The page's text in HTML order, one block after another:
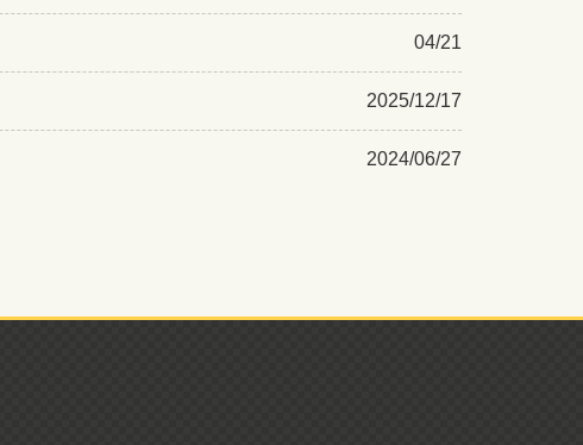
04/21
2025/12/17
2024/06/27